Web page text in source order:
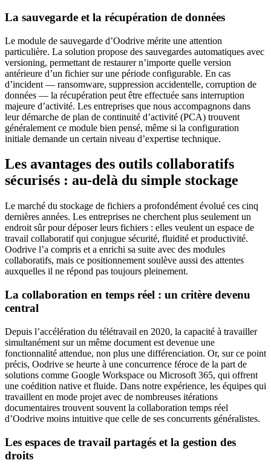
La sauvegarde et la récupération de données
Le module de sauvegarde d’Oodrive mérite une attention
particulière. La solution propose des sauvegardes automatiques avec
versioning, permettant de restaurer n’importe quelle version
antérieure d’un fichier sur une période configurable. En cas
d’incident — ransomware, suppression accidentelle, corruption de
données — la récupération peut être effectuée sans interruption
majeure d’activité. Les entreprises que nous accompagnons dans
leur démarche de plan de continuité d’activité (PCA) trouvent
généralement ce module bien pensé, même si la configuration
initiale demande un certain niveau d’expertise technique.
Les avantages des outils collaboratifs
sécurisés : au-delà du simple stockage
Le marché du stockage de fichiers a profondément évolué ces cinq
dernières années. Les entreprises ne cherchent plus seulement un
endroit sûr pour déposer leurs fichiers : elles veulent un espace de
travail collaboratif qui conjugue sécurité, fluidité et productivité.
Oodrive l’a compris et a enrichi sa suite avec des modules
collaboratifs, mais ce positionnement soulève aussi des attentes
auxquelles il ne répond pas toujours pleinement.
La collaboration en temps réel : un critère devenu
central
Depuis l’accélération du télétravail en 2020, la capacité à travailler
simultanément sur un même document est devenue une
fonctionnalité attendue, non plus une différenciation. Or, sur ce point
précis, Oodrive se heurte à une concurrence féroce de la part de
solutions comme Google Workspace ou Microsoft 365, qui offrent
une coédition native et fluide. Dans notre expérience, les équipes qui
travaillent en mode projet avec de nombreuses itérations
documentaires trouvent souvent la collaboration temps réel
d’Oodrive moins intuitive que celle de ses concurrents généralistes.
Les espaces de travail partagés et la gestion des
droits